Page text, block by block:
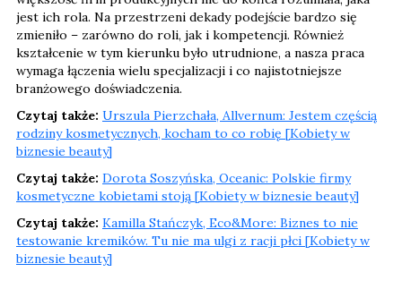
jest ich rola. Na przestrzeni dekady podejście bardzo się
zmieniło – zarówno do roli, jak i kompetencji. Również
kształcenie w tym kierunku było utrudnione, a nasza praca
wymaga łączenia wielu specjalizacji i co najistotniejsze
branżowego doświadczenia.
Czytaj także: Urszula Pierzchała, Allvernum: Jestem częścią
rodziny kosmetycznych, kocham to co robię [Kobiety w
biznesie beauty]
Czytaj także: Dorota Soszyńska, Oceanic: Polskie firmy
kosmetyczne kobietami stoją [Kobiety w biznesie beauty]
Czytaj także: Kamilla Stańczyk, Eco&More: Biznes to nie
testowanie kremików. Tu nie ma ulgi z racji płci [Kobiety w
biznesie beauty]